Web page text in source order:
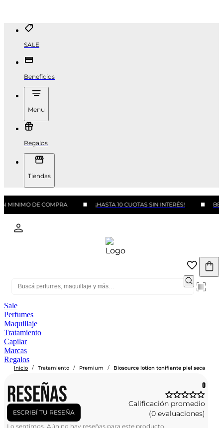
SALE
Beneficios
Menu
Regalos
Tiendas
MINIMO DE COMPRA ¡HASTA 10 CUOTAS SIN INTERÉS!
Sale
Perfumes
Maquillaje
Tratamiento
Capilar
Marcas
Regalos
Inicio / Tratamiento / Premium / Biosource lotion tonifiante piel seca
RESEÑAS
ESCRIBÍ TU RESEÑA
0
Calificación promedio
(0 evaluaciones)
Lo sentimos. Aún no hay reseñas para este producto.